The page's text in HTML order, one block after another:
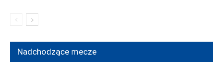
Nadchodzące mecze